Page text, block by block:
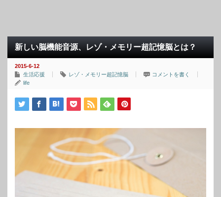
新しい脳機能音源、レゾ・メモリー超記憶脳とは？
2015-6-12
生活応援
レゾ・メモリー超記憶脳
コメントを書く
life